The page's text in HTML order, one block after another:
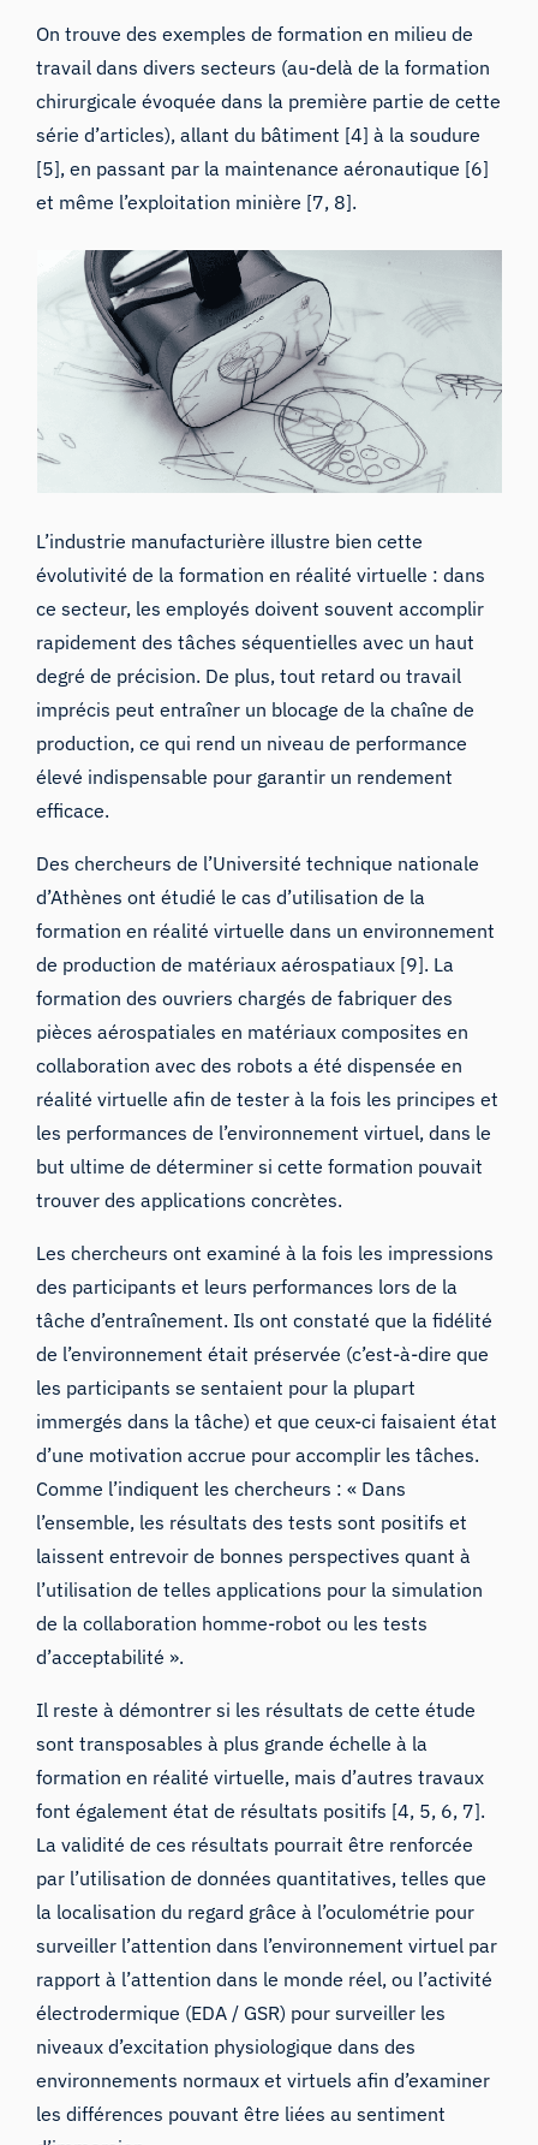
On trouve des exemples de formation en milieu de
travail dans divers secteurs (au-delà de la formation
chirurgicale évoquée dans la première partie de cette
série d’articles), allant du bâtiment [4] à la soudure
[5], en passant par la maintenance aéronautique [6]
et même l’exploitation minière [7, 8].
L’industrie manufacturière illustre bien cette
évolutivité de la formation en réalité virtuelle : dans
ce secteur, les employés doivent souvent accomplir
rapidement des tâches séquentielles avec un haut
degré de précision. De plus, tout retard ou travail
imprécis peut entraîner un blocage de la chaîne de
production, ce qui rend un niveau de performance
élevé indispensable pour garantir un rendement
efficace.
Des chercheurs de l’Université technique nationale
d’Athènes ont étudié le cas d’utilisation de la
formation en réalité virtuelle dans un environnement
de production de matériaux aérospatiaux [9]. La
formation des ouvriers chargés de fabriquer des
pièces aérospatiales en matériaux composites en
collaboration avec des robots a été dispensée en
réalité virtuelle afin de tester à la fois les principes et
les performances de l’environnement virtuel, dans le
but ultime de déterminer si cette formation pouvait
trouver des applications concrètes.
Les chercheurs ont examiné à la fois les impressions
des participants et leurs performances lors de la
tâche d’entraînement. Ils ont constaté que la fidélité
de l’environnement était préservée (c’est-à-dire que
les participants se sentaient pour la plupart
immergés dans la tâche) et que ceux-ci faisaient état
d’une motivation accrue pour accomplir les tâches.
Comme l’indiquent les chercheurs : « Dans
l’ensemble, les résultats des tests sont positifs et
laissent entrevoir de bonnes perspectives quant à
l’utilisation de telles applications pour la simulation
de la collaboration homme-robot ou les tests
d’acceptabilité ».
Il reste à démontrer si les résultats de cette étude
sont transposables à plus grande échelle à la
formation en réalité virtuelle, mais d’autres travaux
font également état de résultats positifs [4, 5, 6, 7].
La validité de ces résultats pourrait être renforcée
par l’utilisation de données quantitatives, telles que
la localisation du regard grâce à l’oculométrie pour
surveiller l’attention dans l’environnement virtuel par
rapport à l’attention dans le monde réel, ou l’activité
électrodermique (EDA / GSR) pour surveiller les
niveaux d’excitation physiologique dans des
environnements normaux et virtuels afin d’examiner
les différences pouvant être liées au sentiment